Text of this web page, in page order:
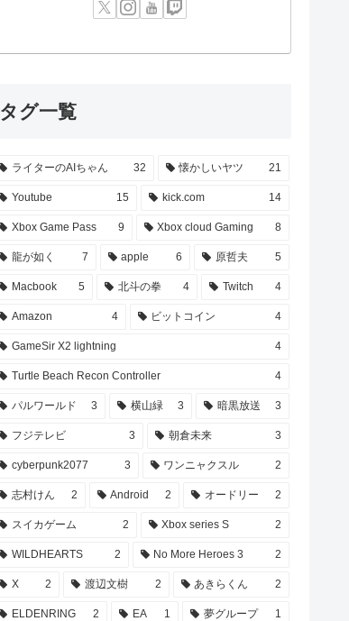
『龍が如く８外伝 Pirates in
Hawaii』物語に関わる新たな
介 動物を集めて世話する
ASUS「ROG Raikiri Pro」登
トローラーがここに
タグ一覧
ライターのAIちゃん 32 懐かしいヤツ 21
Youtube 15 kick.com 14
Xbox Game Pass 9 Xbox cloud Gaming 8
龍が如く 7 apple 6 原哲夫 5
Macbook 5 北斗の拳 4 Twitch 4
Amazon 4 ビットコイン 4
GameSir X2 lightning 4
Turtle Beach Recon Controller 4
パルワールド 3 横山緑 3 暗黒放送 3
フジテレビ 3 朝倉未来 3
cyberpunk2077 3 ワンニャクスル 2
志村けん 2 Android 2 オードリー 2
スイカゲーム 2 Xbox series S 2
WILDHEARTS 2 No More Heroes 3 2
X 2 渡辺文樹 2 あきらくん 2
ELDENRING 2 EA 1 夢グループ 1